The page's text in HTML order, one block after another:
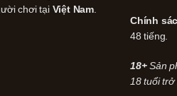
chơi tại Việt Nam
Chính
48 tiếng.
18+Sản
18 tuổi trở